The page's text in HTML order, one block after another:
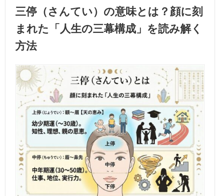
三停（さんてい）の意味とは？顔に刻
まれた「人生の三幕構成」を読み解く
方法